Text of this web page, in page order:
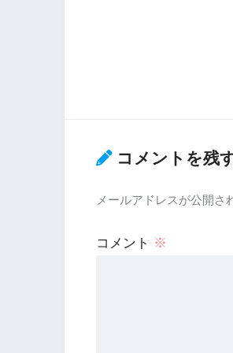
コメントを残
メールアドレスが公開さ
コメント ※